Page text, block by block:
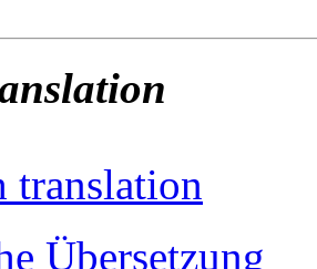
translation
Übersetzung